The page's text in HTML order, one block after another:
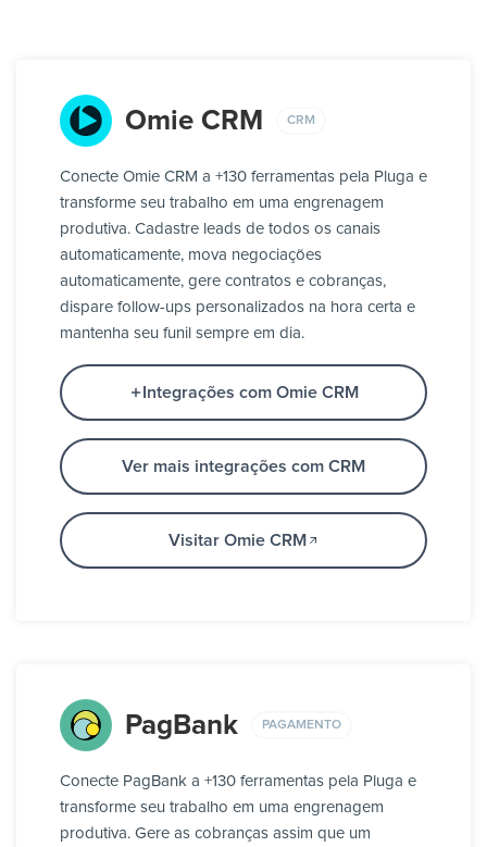
Omie CRM CRM
Conecte Omie CRM a +130 ferramentas pela Pluga e
transforme seu trabalho em uma engrenagem
produtiva. Cadastre leads de todos os canais
automaticamente, mova negociações
automaticamente, gere contratos e cobranças,
dispare follow-ups personalizados na hora certa e
mantenha seu funil sempre em dia.
Integrações com Omie CRM
Ver mais integrações com CRM
Visitar Omie CRM
PagBank PAGAMENTO
Conecte PagBank a +130 ferramentas pela Pluga e
transforme seu trabalho em uma engrenagem
produtiva. Gere as cobranças assim que um